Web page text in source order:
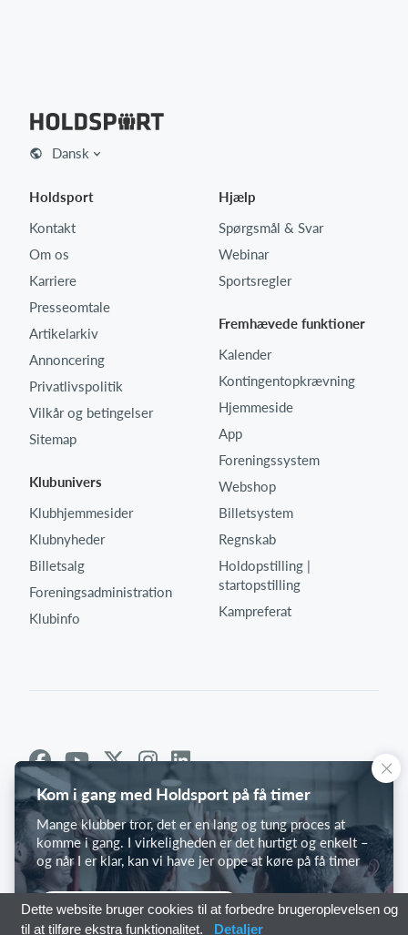
Kom i gang med Holdsport på få timer
Mange klubber tror, det er en lang og tung proces at
komme i gang. I virkeligheden er det hurtigt og enkelt –
og når I er klar, kan vi have jer oppe at køre på få timer
Kom i gang med Holdsport
Dansk
Holdsport
Kontakt
Om os
Karriere
Presseomtale
Artikelarkiv
Annoncering
Privatlivspolitik
Vilkår og betingelser
Sitemap
Klubunivers
Klubhjemmesider
Klubnyheder
Billetsalg
Foreningsadministration
Klubinfo
Hjælp
Spørgsmål & Svar
Webinar
Sportsregler
Fremhævede funktioner
Kalender
Kontingentopkrævning
Hjemmeside
App
Foreningssystem
Webshop
Billetsystem
Regnskab
Holdopstilling |
startopstilling
Kampreferat
Dette website bruger cookies til at forbedre brugeroplevelsen og
til at tilføre ekstra funktionalitet.
Detaljer